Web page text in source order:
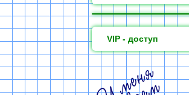
VIP - доступ